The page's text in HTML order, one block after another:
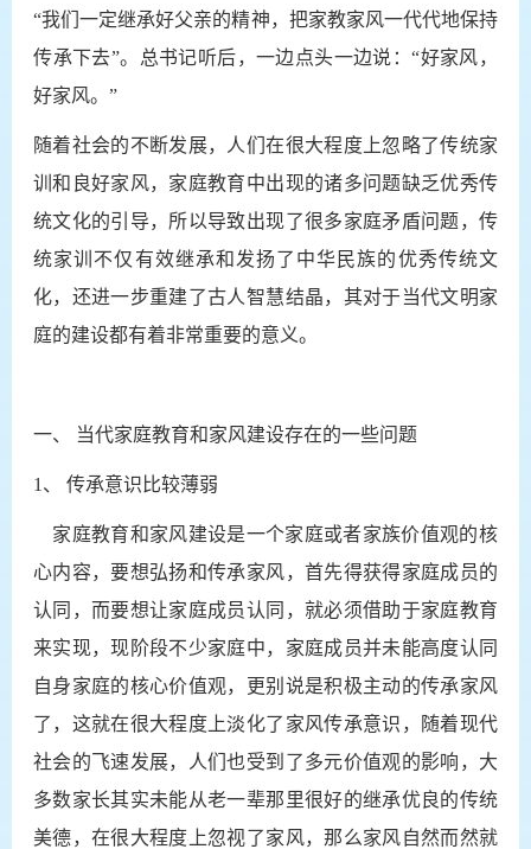
“我们一定继承好父亲的精神，把家教家风一代代地保持
传承下去”。总书记听后，一边点头一边说：“好家风，
好家风。”
随着社会的不断发展，人们在很大程度上忽略了传统家
训和良好家风，家庭教育中出现的诸多问题缺乏优秀传
统文化的引导，所以导致出现了很多家庭矛盾问题，传
统家训不仅有效继承和发扬了中华民族的优秀传统文
化，还进一步重建了古人智慧结晶，其对于当代文明家
庭的建设都有着非常重要的意义。
一、 当代家庭教育和家风建设存在的一些问题
1、传承意识比较薄弱
家庭教育和家风建设是一个家庭或者家族价值观的核
心内容，要想弘扬和传承家风，首先得获得家庭成员的
认同，而要想让家庭成员认同，就必须借助于家庭教育
来实现，现阶段不少家庭中，家庭成员并未能高度认同
自身家庭的核心价值观，更别说是积极主动的传承家风
了，这就在很大程度上淡化了家风传承意识，随着现代
社会的飞速发展，人们也受到了多元价值观的影响，大
多数家长其实未能从老一辈那里很好的继承优良的传统
美德，在很大程度上忽视了家风，那么家风自然而然就